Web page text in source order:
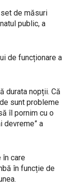
de măsuri
public, a
de funcționare a
durata nopții. Că
sunt probleme
îl pornim cu o
devreme” a
în care
în funcție de